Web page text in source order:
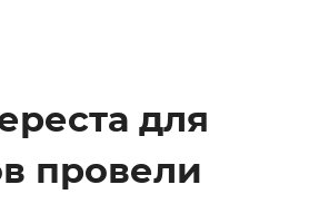
для
провели